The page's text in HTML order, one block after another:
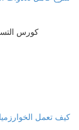
كورس
كيف تعمل